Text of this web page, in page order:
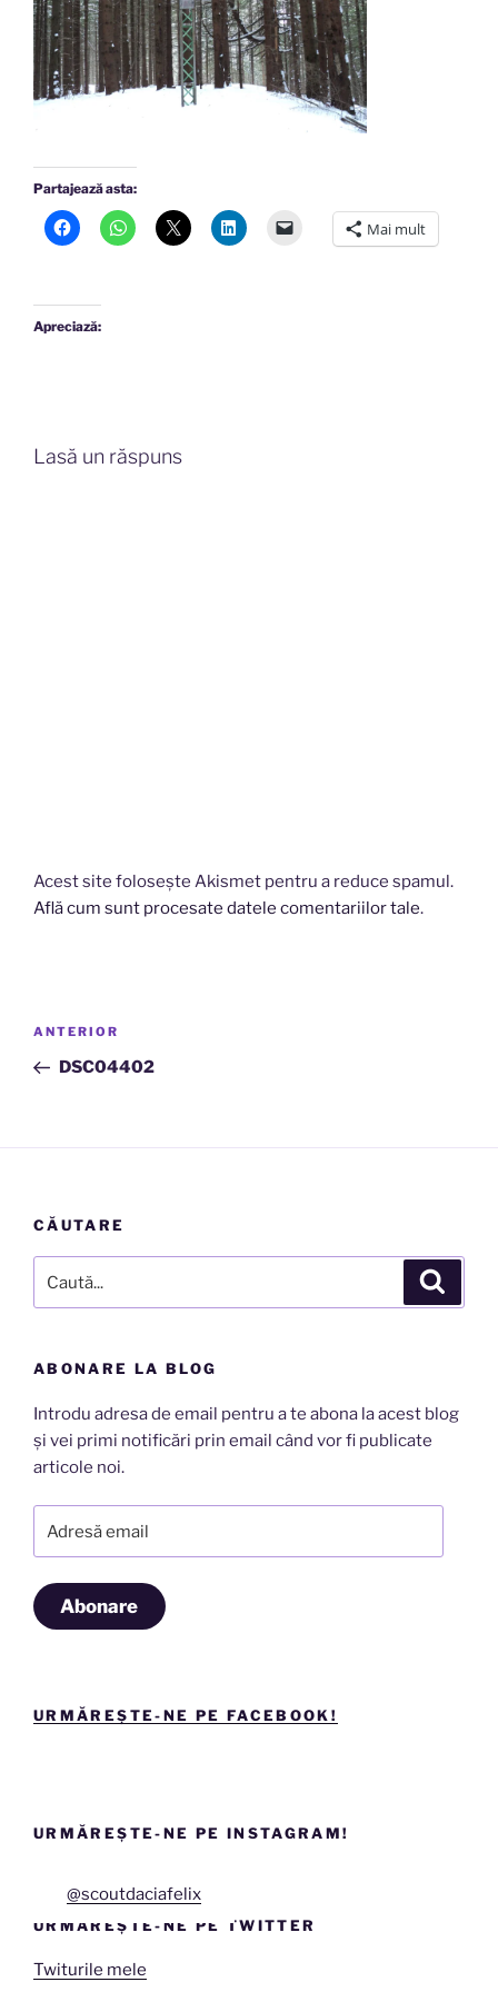
Partajează asta:
Mai mult
Apreciază:
Lasă un răspuns
Acest site folosește Akismet pentru a reduce spamul.
Află cum sunt procesate datele comentariilor tale.
Navigare
articole
Articolul
anterior
ANTERIOR
DSC04402
CĂUTARE
după:
ABONARE LA BLOG
Introdu adresa de email pentru a te abona la acest blog
și vei primi notificări prin email când vor fi publicate
articole noi.
Abonare
URMĂREȘTE-NE PE FACEBOOK!
URMĂREȘTE-NE PE INSTAGRAM!
@scoutdaciafelix
URMĂREȘTE-NE PE TWITTER
Twiturile mele